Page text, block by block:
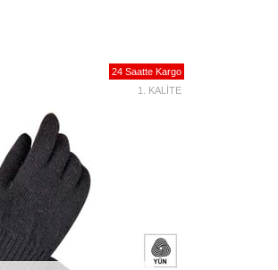
24 Saatte Kargo
1. KALİTE